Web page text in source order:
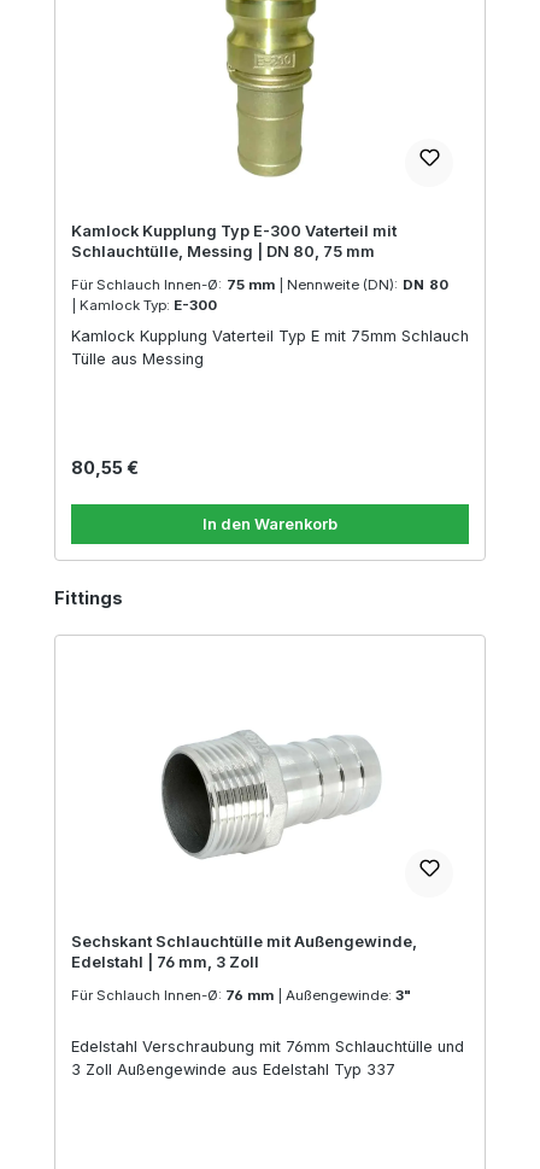
Kamlock Kupplung Typ E-300 Vaterteil mit
Schlauchtülle, Messing | DN 80, 75 mm
Für Schlauch Innen-Ø: 75 mm Nennweite (DN): DN 80
Kamlock Typ: E-300
Kamlock Kupplung Vaterteil Typ E mit 75mm Schlauch
Tülle aus Messing
Regulärer Preis:
80,55 €
In den Warenkorb
Produktgalerie überspringen
Fittings
Sechskant Schlauchtülle mit Außengewinde,
Edelstahl | 76 mm, 3 Zoll
Für Schlauch Innen-Ø: 76 mm Außengewinde: 3"
Edelstahl Verschraubung mit 76mm Schlauchtülle und
3 Zoll Außengewinde aus Edelstahl Typ 337